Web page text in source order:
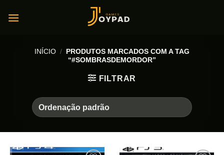
INÍCIO / PRODUTOS MARCADOS COM A TAG
“#SOMBRASDEMORDOR”
FILTRAR